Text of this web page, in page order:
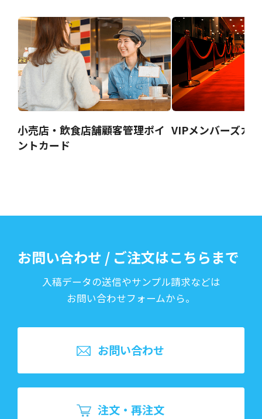
小売店・飲食店舗顧客管理ポイ
ントカード
VIPメンバーズカ
お問い合わせ / ご注文はこちらまで
入稿データの送信やサンプル請求などは
お問い合わせフォームから。
お問い合わせ
注文・再注文